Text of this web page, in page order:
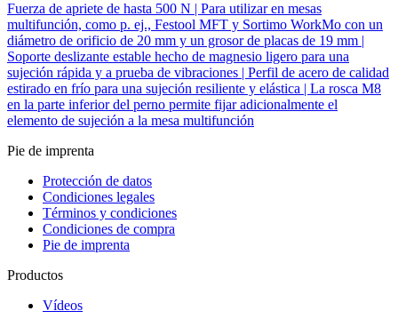
Fuerza de apriete de hasta 500 N | Para utilizar en mesas
multifunción, como p. ej., Festool MFT y Sortimo WorkMo con un
diámetro de orificio de 20 mm y un grosor de placas de 19 mm |
Soporte deslizante estable hecho de magnesio ligero para una
sujeción rápida y a prueba de vibraciones | Perfil de acero de calidad
estirado en frío para una sujeción resiliente y elástica | La rosca M8
en la parte inferior del perno permite fijar adicionalmente el
elemento de sujeción a la mesa multifunción
Pie de imprenta
Protección de datos
Condiciones legales
Términos y condiciones
Condiciones de compra
Pie de imprenta
Productos
Vídeos